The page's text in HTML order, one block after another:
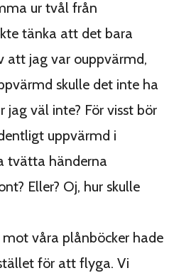
ur tvål från
tänka att det bara
att jag var ouppvärmd,
skulle det inte ha
jag väl inte? För visst bör
uppvärmd i
tvätta händerna
Eller? Oj, hur skulle
våra plånböcker hade
för att flyga. Vi